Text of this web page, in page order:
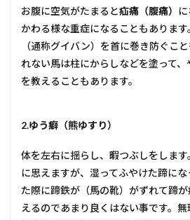
お腹に空気がたまると疝痛（腹痛）
かわる様な重症になることもありま
（通称グイバン）を首に巻き防ぐこ
れない馬は柱にからしなどを塗って
を教えることもあります。
2.ゆう癖（熊ゆすり）
体を左右に揺らし、暇つぶしをしま
に思えますが、湿ってふやけた蹄に
た際に蹄鉄が（馬の靴）がずれて蹄
えるのであまり良くはない事です。